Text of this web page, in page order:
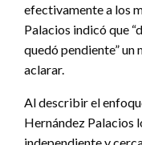
efectivamente a los
Palacios indicó que
quedó pendiente” un
aclarar.
Al describir el
Hernández Palacios
independiente y